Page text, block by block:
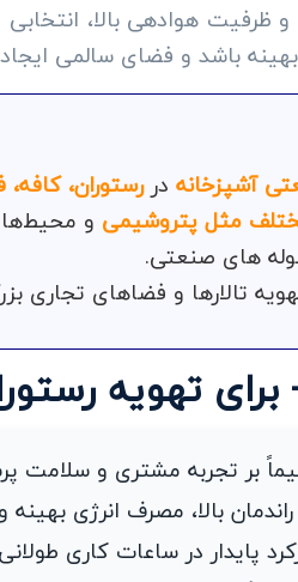
و ظرفیت هوادهی بالا،
باشد و فضای سالمی
آشپزخانه دررستوران،
مثل پتروشیمی و
های صنعتی.
تالارها و فضاهای تجاری
بر تجربه مشتری و سلامت
راندمان بالا، مصرف انرژی
پایدار در ساعات کاری